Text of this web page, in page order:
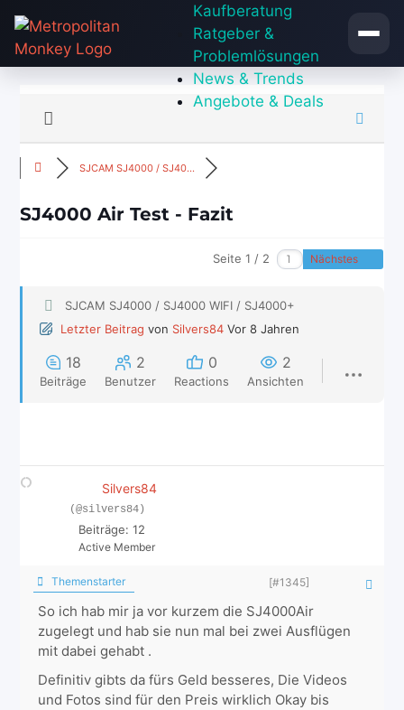
Inhalt
springen
Kaufberatung
Ratgeber &
Problemlösungen
News & Trends
Angebote & Deals
SJCAM SJ4000 / SJ40...
SJ4000 Air Test - Fazit
Seite 1 / 2 Nächstes
SJCAM SJ4000 / SJ4000 WIFI / SJ4000+
Letzter Beitrag von Silvers84 Vor 8 Jahren
18
Beiträge
2
Benutzer
0
Reactions
2
Ansichten
Silvers84
(@silvers84)
Beiträge: 12
Active Member
Themenstarter [#1345]
So ich hab mir ja vor kurzem die SJ4000Air
zugelegt und hab sie nun mal bei zwei Ausflügen
mit dabei gehabt .
Definitiv gibts da fürs Geld besseres, Die Videos
und Fotos sind für den Preis wirklich Okay bis